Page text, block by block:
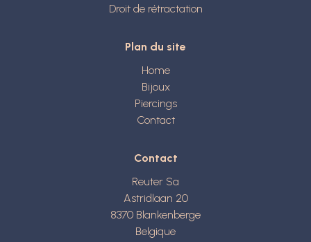
Droit de rétractation
Plan du site
Home
Bijoux
Piercings
Contact
Contact
Reuter Sa
Astridlaan 20
8370 Blankenberge
Belgique